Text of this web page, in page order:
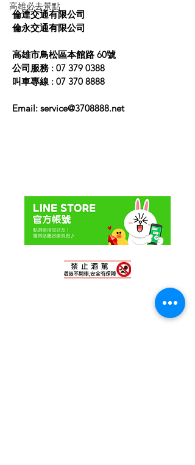
高雄必去景點
倫達交通有限公司
​倫永交通有限公司
高雄市鳥松區本館路 60號
公司服務 : 07 379 0388
叫車專線 : 07 370 8888
Email: service@3708888.net